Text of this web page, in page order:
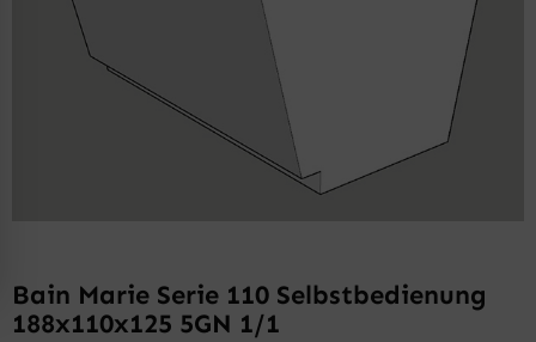
Bain Marie Serie 110 Selbstbedienung
188x110x125 5GN 1/1